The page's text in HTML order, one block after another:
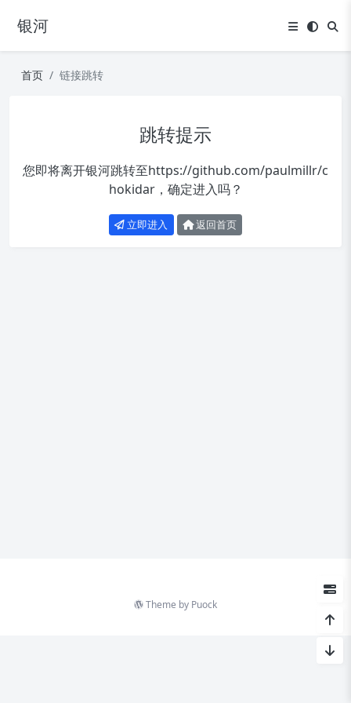
银河
首页 链接跳转
跳转提示
您即将离开银河跳转至https://github.com/paulmillr/c
hokidar，确定进入吗？
立即进入 返回首页
Theme by Puock